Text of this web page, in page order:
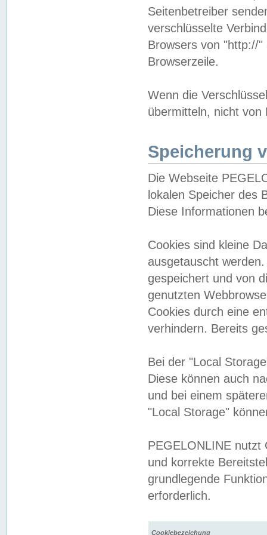
Seitenbetreiber
verschlüsselte
Browsers von "http://
Browserzeile.
Wenn die
übermitteln, nicht von
Speicherung
Die Webseite
lokalen Speicher des
Diese Informationen
Cookies sind kleine
ausgetauscht
gespeichert und von
genutzten
Cookies durch eine
verhindern. Bereits
Bei der "Local
Diese können auch
und bei einem
"Local Storage"
PEGELONLINE nutzt
und korrekte
grundlegende
erforderlich.
Cookiebezeichung